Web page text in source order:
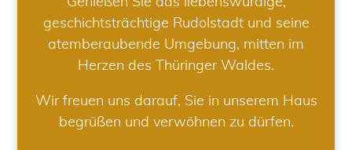
geschichtsträchtige Rudolstadt und seine
atemberaubende Umgebung, mitten im
Herzen des Thüringer Waldes.
Wir freuen uns darauf, Sie in unserem Haus
begrüßen und verwöhnen zu dürfen.